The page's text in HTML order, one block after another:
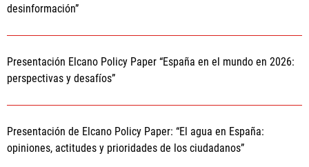
desinformación”
Presentación Elcano Policy Paper “España en el mundo en 2026:
perspectivas y desafíos”
Presentación de Elcano Policy Paper: “El agua en España:
opiniones, actitudes y prioridades de los ciudadanos”